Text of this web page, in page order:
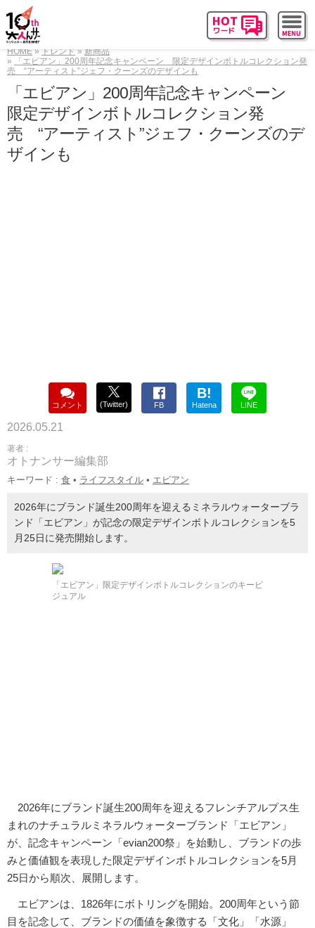
HOME トレンド
新商品
「エビアン」200周年記念キャンペーン 限定デザインボトルコレクション発
売 “アーティスト”ジェフ・クーンズのデザインも
「エビアン」200周年記念キャンペーン
限定デザインボトルコレクション発
売 “アーティスト”ジェフ・クーンズのデ
ザインも
コメント (Twitter) FB
B!
Hatena LINE
2026.05.21
著者 :
オトナンサー編集部
キーワード : 食 • ライフスタイル • エビアン
2026年にブランド誕生200周年を迎えるミネラルウォーターブラ
ンド「エビアン」が記念の限定デザインボトルコレクションを5
月25日に発売開始します。
「エビアン」限定デザインボトルコレクションのキービ
ジュアル
2026年にブランド誕生200周年を迎えるフレンチアルプス生
まれのナチュラルミネラルウォーターブランド「エビアン」
が、記念キャンペーン「evian200祭」を始動し、ブランドの歩
みと価値観を表現した限定デザインボトルコレクションを5月
25日から順次、展開します。
エビアンは、1826年にボトリングを開始。200周年という節
目を記念して、ブランドの価値を象徴する「文化」「水源」